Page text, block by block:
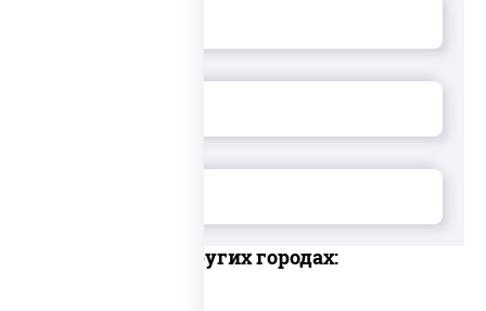
Доставка в других городах: